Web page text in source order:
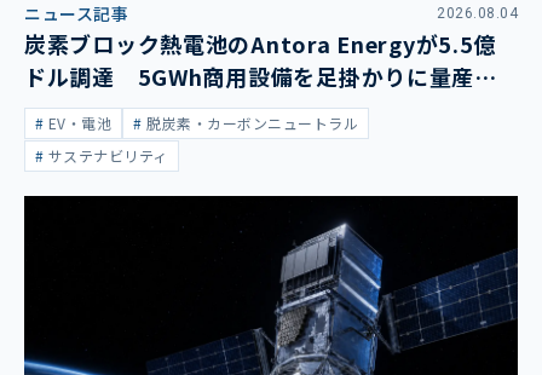
ニュース記事 2026.08.04
炭素ブロック熱電池のAntora Energyが5.5億
ドル調達 5GWh商用設備を足掛かりに量産拡
大EV・電池
脱炭素・カーボンニュートラル
サステナビリティ